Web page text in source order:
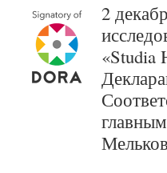
2
«Studia